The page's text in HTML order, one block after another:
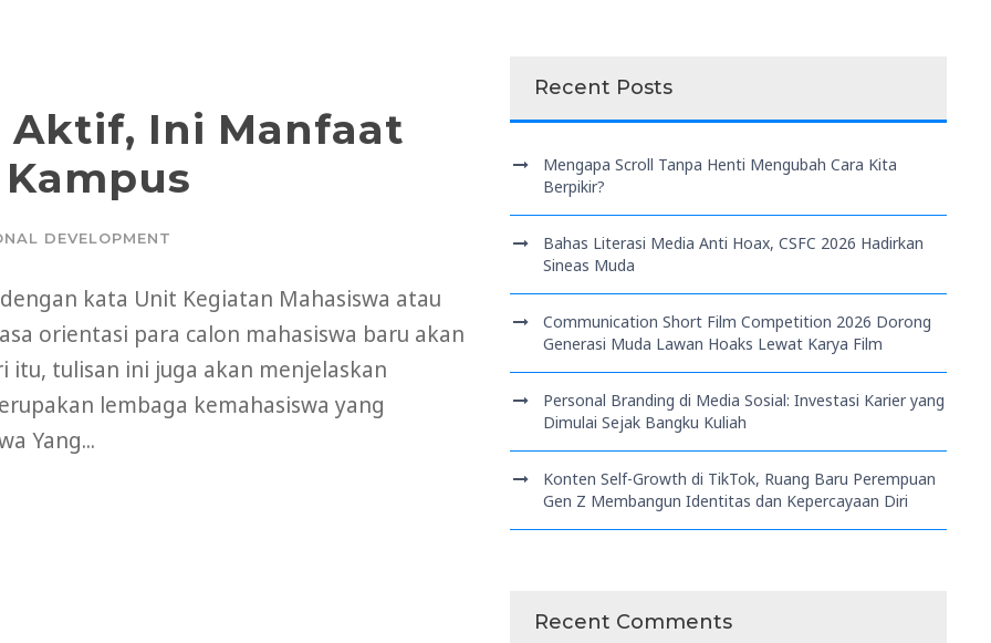
Aktif, Ini Manfaat
DEVELOPMENT
kata Unit Kegiatan Mahasiswa atau
orientasi para calon mahasiswa baru akan
itu, tulisan ini juga akan menjelaskan
lembaga kemahasiswa yang
Yang...
Recent Posts
Mengapa Scroll Tanpa Henti Mengubah Cara Kita
Berpikir?
Bahas Literasi Media Anti Hoax, CSFC 2026 Hadirkan
Sineas Muda
Communication Short Film Competition 2026 Dorong
Generasi Muda Lawan Hoaks Lewat Karya Film
Personal Branding di Media Sosial: Investasi Karier yang
Dimulai Sejak Bangku Kuliah
Konten Self-Growth di TikTok, Ruang Baru Perempuan
Gen Z Membangun Identitas dan Kepercayaan Diri
Recent Comments